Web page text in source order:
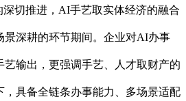
切推进，AI手艺取实体经济的融合
景深耕的环节期间。企业对AI办事
艺输出，更强调手艺、人才取财产的
，具备全链条办事能力、多场景适配